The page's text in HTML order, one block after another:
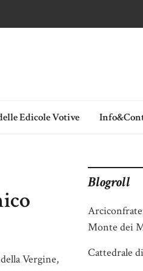
Edicole Votive
Vergine,
Blogroll
Monte dei
Cattedrale